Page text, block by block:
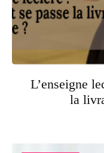
L’enseigne
la